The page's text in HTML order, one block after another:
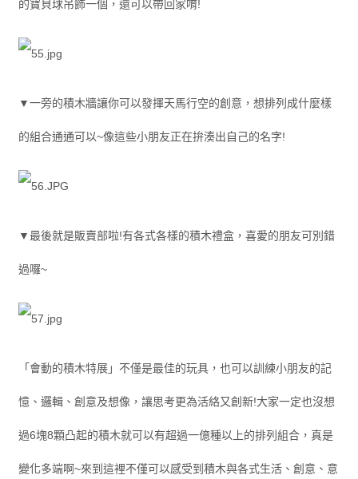
的寶貝球吊飾一個，還可以帶回家唷!
▼一旁的積木牆讓你可以發揮天馬行空的創意，想排列成什麼樣
的組合通通可以~像這些小朋友正在拚湊出自己的名字!
▼最後就是販賣部啦!有各式各樣的積木禮盒，喜愛的朋友可別錯
過囉~
「會動的積木特展」不僅是最佳的玩具，也可以訓練小朋友的記
憶、邏輯、創意及想像，讓思考更為活絡又創新!大家一定也沒想
過6塊8顆凸起的積木就可以有超過一億種以上的排列組合，真是
變化多端啊~來到這裡不僅可以感受到積木與各式生活、創意、意